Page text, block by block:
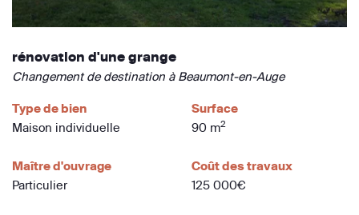
rénovation d'une grange
Changement de destination à Beaumont-en-Auge
Type de bien
Maison individuelle
Surface
90 m2
Maître d'ouvrage
Particulier
Coût des travaux
125 000€